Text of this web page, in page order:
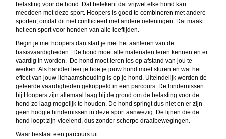
belasting voor de hond. Dat betekent dat vrijwel elke hond kan
meedoen met deze sport. Hoopers is goed te combineren met andere
sporten, omdat dit niet conflicteert met andere oefeningen. Dat maakt
het een sport voor honden van alle leeftijden.
Begin je met hoopers dan start je met het aanleren van de
basisvaardigheden. De hond moet alle materialen leren kennen en er
vaardig in worden. De hond moet leren los op afstand van jou te
werken. Als handler leer je hoe je jouw hond moet sturen en wat het
effect van jouw lichaamshouding is op je hond. Uiteindelijk worden de
geleerde vaardigheden gekoppeld in een parcours. De hindernissen
bij Hoopers zijn allemaal laag bij de grond om de belasting voor de
hond zo laag mogelijk te houden. De hond springt dus niet en er zijn
geen hoogte hindernissen in deze sport aanwezig. De lijnen die de
hond loopt zijn vloeiend, dus zonder scherpe draaibewegingen.
Waar bestaat een parcours uit: